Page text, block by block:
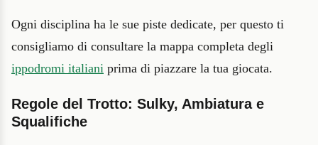
Ogni disciplina ha le sue piste dedicate, per questo ti
consigliamo di consultare la mappa completa degli
ippodromi italiani prima di piazzare la tua giocata.
Regole del Trotto: Sulky, Ambiatura e
Squalifiche